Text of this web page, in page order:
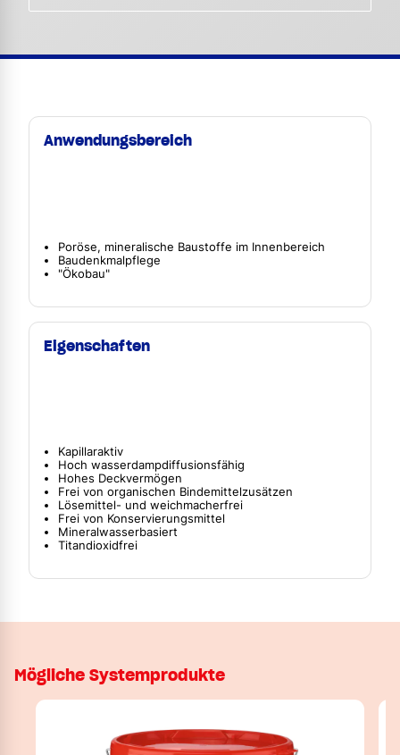
Anwendungsbereich
Poröse, mineralische Baustoffe im Innenbereich
Baudenkmalpflege
"Ökobau"
Eigenschaften
Kapillaraktiv
Hoch wasserdampdiffusionsfähig
Hohes Deckvermögen
Frei von organischen Bindemittelzusätzen
Lösemittel- und weichmacherfrei
Frei von Konservierungsmittel
Mineralwasserbasiert
Titandioxidfrei
Mögliche Systemprodukte